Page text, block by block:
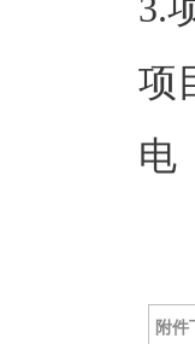
3.
项
电
附件